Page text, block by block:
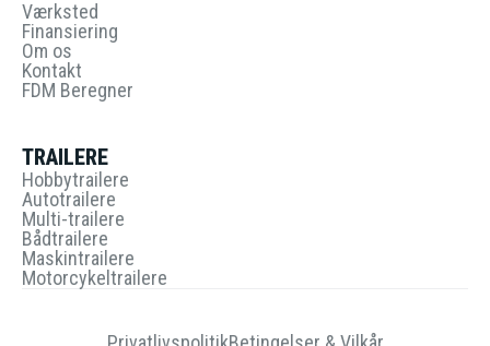
Værksted
Finansiering
Om os
Kontakt
FDM Beregner
TRAILERE
Hobbytrailere
Autotrailere
Multi-trailere
Bådtrailere
Maskintrailere
Motorcykeltrailere